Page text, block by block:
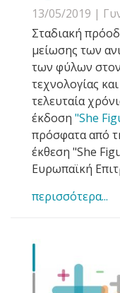
13/05/2019 |
Σταδιακή
μείωσης των
των φύλων
τεχνολογίας
τελευταία
έκδοση "She
πρόσφατα από
έκθεση "She
Ευρωπαϊκή
περισσότερα...